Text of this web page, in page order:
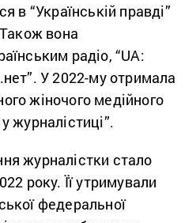
в “Українській правді”
вона
радіо, “UA:
У 2022-му отримала
жіночого медійного
журналістиці”.
журналістки стало
року. Її утримували
федеральної